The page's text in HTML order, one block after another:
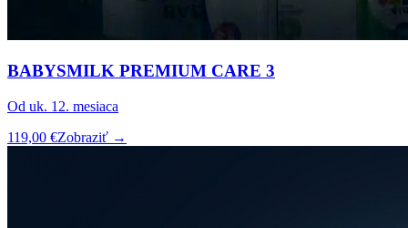
BABYSMILK PREMIUM CARE 3
Od uk. 12. mesiaca
119,00 €Zobraziť →